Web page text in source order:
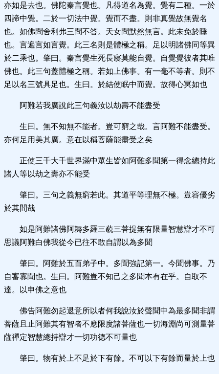
亦如是去也。佛陀秦言覺也。凡得道名為覺。覺有二種。一於
四諦中覺。二於一切法中覺。覺而不盡。則非真覺故無覺名
也。如佛問舍利弗三問不答。天女問默然無言。此未免於睡
也。言遍言如言覺。此三名則是體極之稱。足以明諸佛同等異
於二乘也。肇曰。秦言覺生死長寢莫能自覺。自覺覺彼者其唯
佛也。此三句蓋體極之稱。若如上佛事。有一毫不等者。則不
足以名三號具足也。生曰。於結使眠中而覺。故得心冥如也
阿難若我廣說此三句義汝以劫壽不能盡受
生曰。無不知無不能者。豈可窮之哉。言阿難不能盡受。
亦何足用美其廣。意在以稱菩薩能盡受之矣
正使三千大千世界滿中眾生皆如阿難多聞第一得念總持此
諸人等以劫之壽亦不能受
肇曰。三句之義無窮若此。其道平等理無不極。豈容優劣
於其間哉
如是阿難諸佛阿耨多羅三藐三菩提無有限量智慧辯才不可
思議阿難白佛我從今已往不敢自謂以為多聞
肇曰。阿難於五百弟子中。多聞強記第一。今聞佛事。乃
自審寡聞也。生曰。阿難豈不知己之多聞本有在乎。自取不
達。以申佛之意也
佛告阿難勿起退意所以者何我說汝於聲聞中為最多聞非謂
菩薩且止阿難其有智者不應限度諸菩薩也一切海淵尚可測量菩
薩禪定智慧總持辯才一切功德不可量也
肇曰。物有於上不足於下有餘。不可以下有餘而量於上也